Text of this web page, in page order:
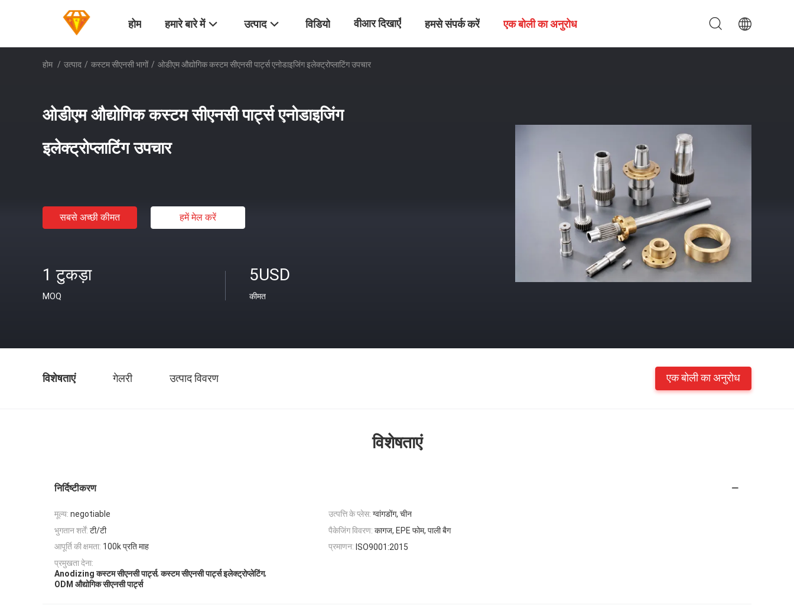
होम हमारे बारे में उत्पाद विडियो वीआर दिखाएँ हमसे संपर्क करें एक बोली का अनुरोध
होम / उत्पाद / कस्टम सीएनसी भागों / ओडीएम औद्योगिक कस्टम सीएनसी पार्ट्स एनोडाइजिंग इलेक्ट्रोप्लाटिंग उपचार
ओडीएम औद्योगिक कस्टम सीएनसी पार्ट्स एनोडाइजिंग
इलेक्ट्रोप्लाटिंग उपचार
सबसे अच्छी कीमत हमें मेल करें
1 टुकड़ा
MOQ
5USD
कीमत
विशेषताएं गेलरी उत्पाद विवरण एक बोली का अनुरोध
विशेषताएं
निर्दिष्टीकरण
मूल्य: negotiable उत्पत्ति के प्लेस: ग्वांगडोंग, चीन
भुगतान शर्तें: टी/टी पैकेजिंग विवरण: कागज, EPE फोम, पाली बैग
आपूर्ति की क्षमता: 100k प्रति माह प्रमाणन: ISO9001:2015
प्रमुखता देना:
Anodizing कस्टम सीएनसी पार्ट्स,कस्टम सीएनसी पार्ट्स इलेक्ट्रोप्लेटिंग,
ODM औद्योगिक सीएनसी पार्ट्स